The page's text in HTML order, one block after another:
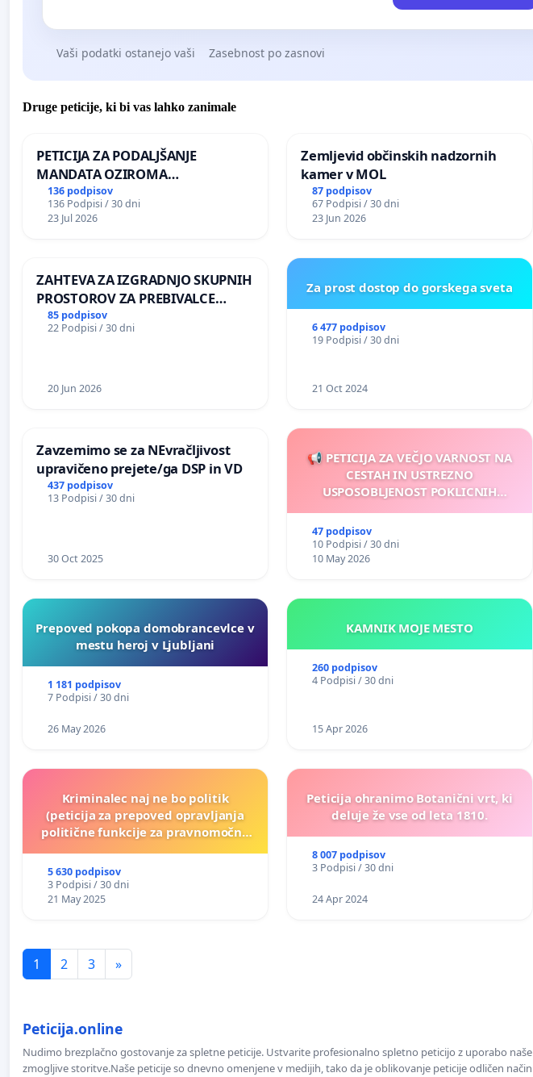
Vaši podatki ostanejo vaši Zasebnost po zasnovi
Druge peticije, ki bi vas lahko zanimale
PETICIJA ZA PODALJŠANJE
MANDATA OZIROMA
ČIMPREJŠNJO PONOVNO
NAPOTITEV GOSPODA BERNARDA
ŠRAJNERJA NA VELEPOSLANIŠTVO
136 podpisov
136 Podpisi / 30 dni
23 Jul 2026
Zemljevid občinskih nadzornih
kamer v MOL
87 podpisov
67 Podpisi / 30 dni
23 Jun 2026
ZAHTEVA ZA IZGRADNJO SKUPNIH
PROSTOROV ZA PREBIVALCE
KRAJEVNE SKUPNOSTI
PRESTRANEK
85 podpisov
22 Podpisi / 30 dni
20 Jun 2026
Za prost dostop do gorskega sveta
6 477 podpisov
19 Podpisi / 30 dni
21 Oct 2024
Zavzemimo se za NEvračljivost
upravičeno prejete/ga DSP in VD
437 podpisov
13 Podpisi / 30 dni
30 Oct 2025
📢 PETICIJA ZA VEČJO VARNOST NA
CESTAH IN USTREZNO
USPOSOBLJENOST POKLICNIH
47 podpisov
10 Podpisi / 30 dni
10 May 2026
Prepoved pokopa domobrancevlce v
mestu heroj v Ljubljani
1 181 podpisov
7 Podpisi / 30 dni
26 May 2026
KAMNIK MOJE MESTO
260 podpisov
4 Podpisi / 30 dni
15 Apr 2026
Kriminalec naj ne bo politik
(peticija za prepoved opravljanja
politične funkcije za pravnomočno
5 630 podpisov
3 Podpisi / 30 dni
21 May 2025
Peticija ohranimo Botanični vrt, ki
deluje že vse od leta 1810.
8 007 podpisov
3 Podpisi / 30 dni
24 Apr 2024
1 2 3 »
Peticija.online
Nudimo brezplačno gostovanje za spletne peticije. Ustvarite profesionalno spletno peticijo z uporabo naše
zmogljive storitve.Naše peticije so dnevno omenjene v medijih, tako da je oblikovanje peticije odličen način